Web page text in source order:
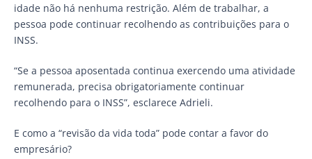
idade não há nenhuma restrição. Além de trabalhar, a
pessoa pode continuar recolhendo as contribuições para o
INSS.
“Se a pessoa aposentada continua exercendo uma atividade
remunerada, precisa obrigatoriamente continuar
recolhendo para o INSS”, esclarece Adrieli.
E como a “revisão da vida toda” pode contar a favor do
empresário?